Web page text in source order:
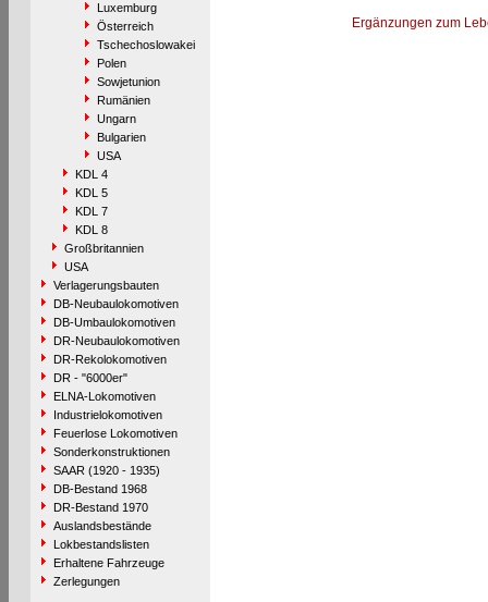
Luxemburg
Österreich
Tschechoslowakei
Polen
Sowjetunion
Rumänien
Ungarn
Bulgarien
USA
KDL 4
KDL 5
KDL 7
KDL 8
Großbritannien
USA
Verlagerungsbauten
DB-Neubaulokomotiven
DB-Umbaulokomotiven
DR-Neubaulokomotiven
DR-Rekolokomotiven
DR - "6000er"
ELNA-Lokomotiven
Industrielokomotiven
Feuerlose Lokomotiven
Sonderkonstruktionen
SAAR (1920 - 1935)
DB-Bestand 1968
DR-Bestand 1970
Auslandsbestände
Lokbestandslisten
Erhaltene Fahrzeuge
Zerlegungen
Ergänzungen zum